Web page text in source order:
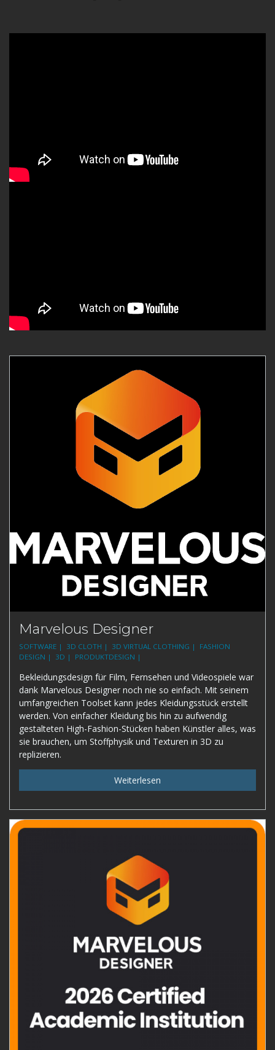
Marvelous Designer
SOFTWARE | 3D CLOTH | 3D VIRTUAL CLOTHING |
FASHION
DESIGN |
3D | PRODUKTDESIGN |
Bekleidungsdesign für Film, Fernsehen und Videospiele war
dank Marvelous Designer noch nie so einfach. Mit seinem
umfangreichen Toolset kann jedes Kleidungsstück erstellt
werden. Von einfacher Kleidung bis hin zu aufwendig
gestalteten High-Fashion-Stücken haben Künstler alles, was
sie brauchen, um Stoffphysik und Texturen in 3D zu
replizieren.
Weiterlesen